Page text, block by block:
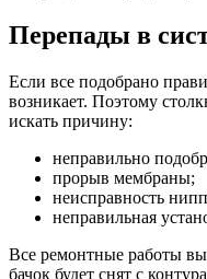
Перепады в
Если все подобрано
возникает. Поэтому
искать причину:
неправильно
прорыв мембраны;
неисправность
неправильная
Все ремонтные работы
бачок будет снят с